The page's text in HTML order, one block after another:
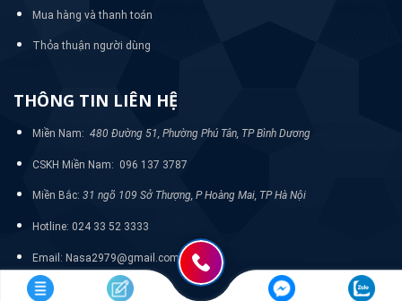
Mua hàng và thanh toán
Thỏa thuận người dùng
THÔNG TIN LIÊN HỆ
Miền Nam: 480 Đường 51, Phường Phú Tân, TP Bình Dương
CSKH Miền Nam: 096 137 3787
Miền Bắc: 31 ngõ 109 Sở Thượng, P Hoàng Mai, TP Hà Nội
Hotline: 024 33 52 3333
Email: Nasa2979@gmail.com